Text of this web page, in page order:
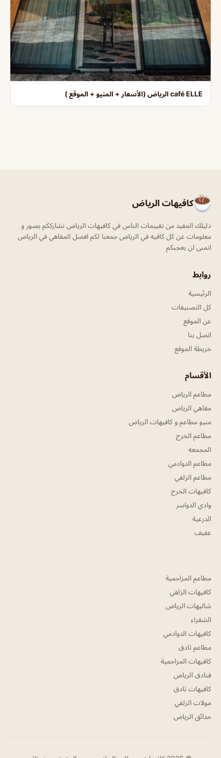
café ELLE الرياض (الأسعار + المنيو + الموقع )
كافيهات الرياض
دليلك المفيد من تقييمات الناس في كافيهات الرياض نشارككم بصور و
معلومات عن كل كافيه في الرياض جمعنا لكم افضل المقاهي في الرياض
اتمنى ان يعجبكم
روابط
الرئيسية
كل التصنيفات
عن الموقع
اتصل بنا
خريطة الموقع
الأقسام
مطاعم الرياض
مقاهي الرياض
منيو مطاعم و كافيهات الرياض
مطاعم الخرج
المجمعه
مطاعم الدوادمي
مطاعم الزلفي
كافيهات الخرج
وادي الدواسر
الدرعية
عفيف
مطاعم المزاحمية
كافيهات الزلفي
شاليهات الرياض
الشقراء
كافيهات الدوادمي
مطاعم ثادق
كافيهات المزاحمية
فنادق الرياض
كافيهات ثادق
مولات الزلفي
حدائق الرياض